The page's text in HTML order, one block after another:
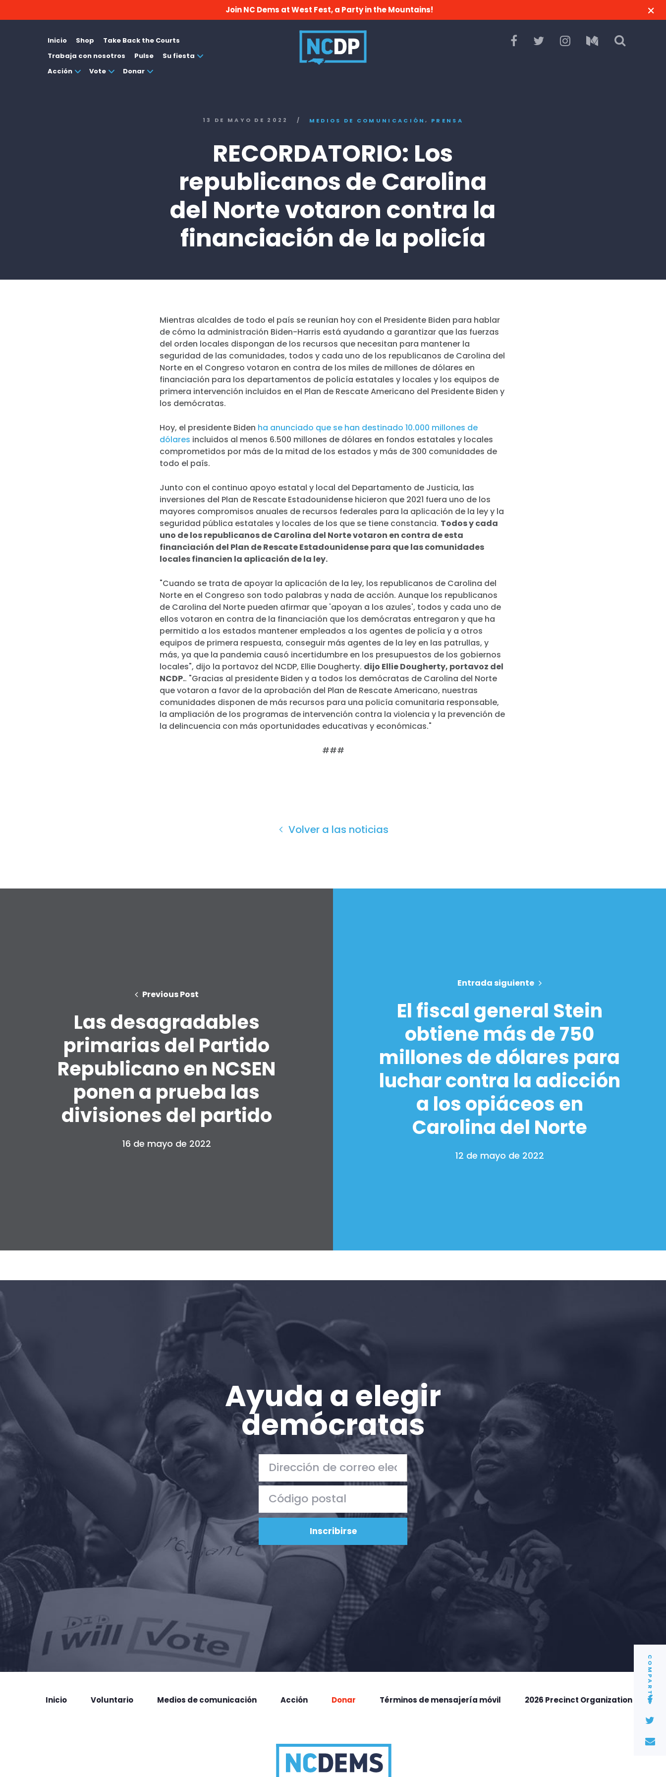
Join NC Dems at West Fest, a Party in the Mountains!
Inicio Shop
Take Back the Courts
Trabaja con nosotros
Pulse
Su fiesta
Acción
Vote Donar
COMPARTIR
13 DE MAYO DE 2022 / MEDIOS DE COMUNICACIÓN, PRENSA
RECORDATORIO: Los
republicanos de Carolina
del Norte votaron contra la
financiación de la policía
Mientras alcaldes de todo el país se reunían hoy con el Presidente Biden para hablar
de cómo la administración Biden-Harris está ayudando a garantizar que las fuerzas
del orden locales dispongan de los recursos que necesitan para mantener la
seguridad de las comunidades, todos y cada uno de los republicanos de Carolina del
Norte en el Congreso votaron en contra de los miles de millones de dólares en
financiación para los departamentos de policía estatales y locales y los equipos de
primera intervención incluidos en el Plan de Rescate Americano del Presidente Biden y
los demócratas.
Hoy, el presidente Biden ha anunciado que se han destinado 10.000 millones de
dólares incluidos al menos 6.500 millones de dólares en fondos estatales y locales
comprometidos por más de la mitad de los estados y más de 300 comunidades de
todo el país.
Junto con el continuo apoyo estatal y local del Departamento de Justicia, las
inversiones del Plan de Rescate Estadounidense hicieron que 2021 fuera uno de los
mayores compromisos anuales de recursos federales para la aplicación de la ley y la
seguridad pública estatales y locales de los que se tiene constancia. Todos y cada
uno de los republicanos de Carolina del Norte votaron en contra de esta
financiación del Plan de Rescate Estadounidense para que las comunidades
locales financien la aplicación de la ley.
"Cuando se trata de apoyar la aplicación de la ley, los republicanos de Carolina del
Norte en el Congreso son todo palabras y nada de acción. Aunque los republicanos
de Carolina del Norte pueden afirmar que 'apoyan a los azules', todos y cada uno de
ellos votaron en contra de la financiación que los demócratas entregaron y que ha
permitido a los estados mantener empleados a los agentes de policía y a otros
equipos de primera respuesta, conseguir más agentes de la ley en las patrullas, y
más, ya que la pandemia causó incertidumbre en los presupuestos de los gobiernos
locales", dijo la portavoz del NCDP, Ellie Dougherty. dijo Ellie Dougherty, portavoz del
NCDP.. "Gracias al presidente Biden y a todos los demócratas de Carolina del Norte
que votaron a favor de la aprobación del Plan de Rescate Americano, nuestras
comunidades disponen de más recursos para una policía comunitaria responsable,
la ampliación de los programas de intervención contra la violencia y la prevención de
la delincuencia con más oportunidades educativas y económicas."
###
Volver a las noticias
Previous Post
Las desagradables
primarias del Partido
Republicano en NCSEN
ponen a prueba las
divisiones del partido
16 de mayo de 2022
Entrada siguiente
El fiscal general Stein
obtiene más de 750
millones de dólares para
luchar contra la adicción
a los opiáceos en
Carolina del Norte
12 de mayo de 2022
Ayuda a elegir
demócratas
Inicio Voluntario Medios de comunicación Acción Donar Términos de mensajería móvil 2026 Precinct Organization